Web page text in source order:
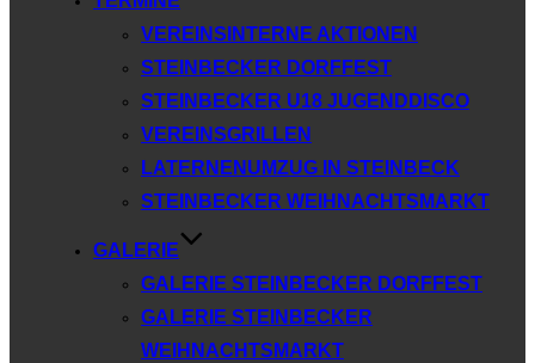
VEREINSINTERNE AKTIONEN
STEINBECKER DORFFEST
STEINBECKER U18 JUGENDDISCO
VEREINSGRILLEN
LATERNENUMZUG IN STEINBECK
STEINBECKER WEIHNACHTSMARKT
GALERIE
GALERIE STEINBECKER DORFFEST
GALERIE STEINBECKER
WEIHNACHTSMARKT